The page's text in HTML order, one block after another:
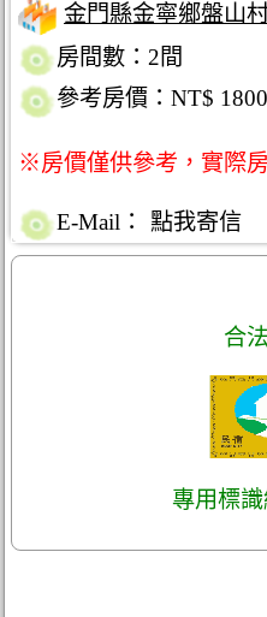
金門縣金寧鄉盤山
房間數：2間
參考房價：NT$
※房價僅供參考，實際
E-Mail： 點我寄信
合
專用標